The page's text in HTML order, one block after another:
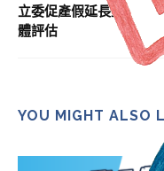
立委促產假延長並增有
體評估
YOU MIGHT ALSO